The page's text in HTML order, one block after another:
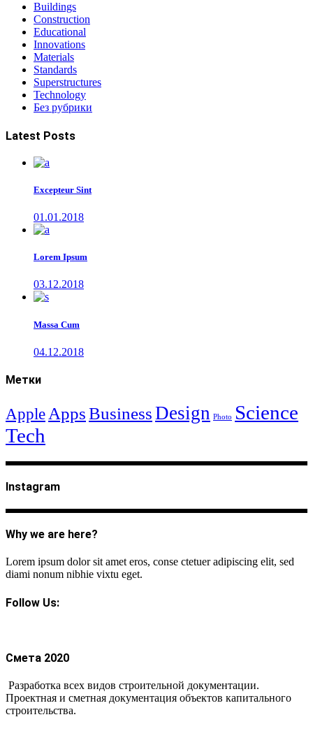
Buildings
Construction
Educational
Innovations
Materials
Standards
Superstructures
Technology
Без рубрики
Latest Posts
Excepteur Sint
01.01.2018
Lorem Ipsum
03.12.2018
Massa Cum
04.12.2018
Метки
Apple AppsBusinessDesign Photo
Science
Tech
Instagram
Why we are here?
Lorem ipsum dolor sit amet eros, conse ctetuer adipiscing elit, sed
diami nonum nibhie vixtu eget.
Follow Us:
Смета 2020
Разработка всех видов строительной документации.
Проектная и сметная документация объектов капитального
строительства.